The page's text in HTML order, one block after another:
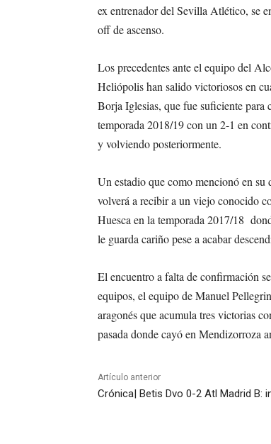
ex entrenador del Sevilla Atlético, se
off de ascenso.
Los precedentes ante el equipo del
Heliópolis han salido victoriosos en
Borja Iglesias, que fue suficiente para
temporada 2018/19 con un 2-1 en
y volviendo posteriormente.
Un estadio que como mencionó en su
volverá a recibir a un viejo conocido
Huesca en la temporada 2017/18
le guarda cariño pese a acabar
El encuentro a falta de confirmación
equipos, el equipo de Manuel
aragonés que acumula tres victorias
pasada donde cayó en Mendizorroza
Artículo anterior
Crónica| Betis Dvo 0-2 Atl Madrid B: